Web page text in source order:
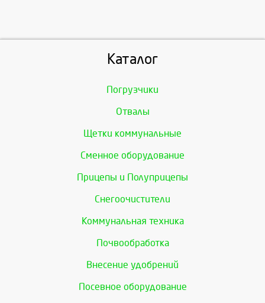
Каталог
Погрузчики
Отвалы
Щетки коммунальные
Сменное оборудование
Прицепы и Полуприцепы
Снегоочистители
Коммунальная техника
Почвообработка
Внесение удобрений
Посевное оборудование